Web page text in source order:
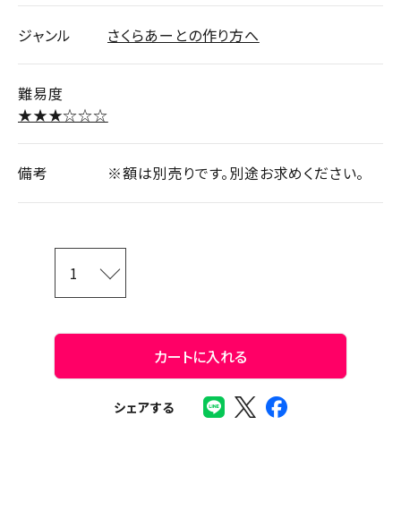
ジャンル さくらあーとの作り方へ
難易度
★★★☆☆☆
備考 ※額は別売りです。別途お求めください。
カートに入れる
シェアする